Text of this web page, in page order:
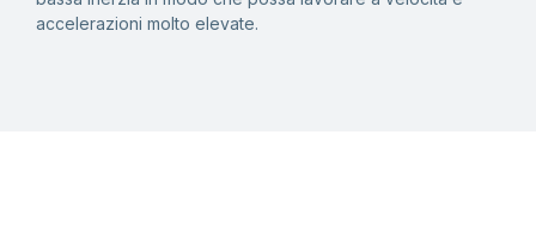
accelerazioni molto elevate.